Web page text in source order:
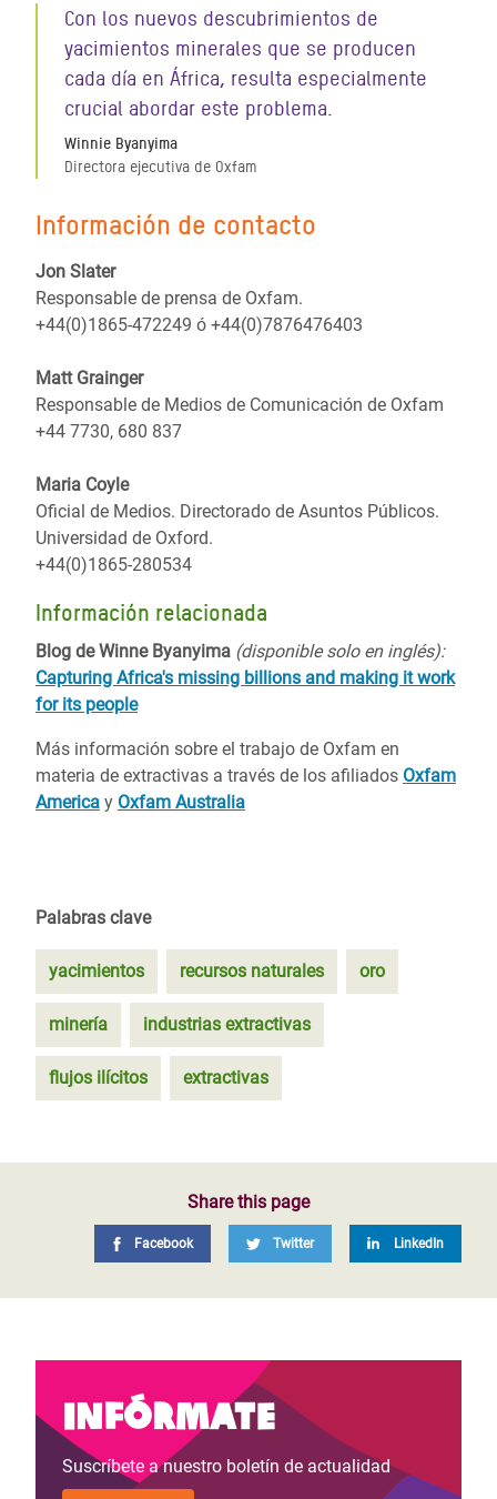
Con los nuevos descubrimientos de
yacimientos minerales que se producen
cada día en África, resulta especialmente
crucial abordar este problema.
Winnie Byanyima
Directora ejecutiva de Oxfam
Información de contacto
Jon Slater
Responsable de prensa de Oxfam.
+44(0)1865-472249 ó +44(0)7876476403
Matt Grainger
Responsable de Medios de Comunicación de Oxfam
+44 7730, 680 837
Maria Coyle
Oficial de Medios. Directorado de Asuntos Públicos.
Universidad de Oxford.
+44(0)1865-280534
Información relacionada
Blog de Winne Byanyima (disponible solo en inglés):
Capturing Africa's missing billions and making it work
for its people
Más información sobre el trabajo de Oxfam en
materia de extractivas a través de los afiliados Oxfam
America y Oxfam Australia
Palabras clave
yacimientos recursos naturales oro
minería industrias extractivas
flujos ilícitos extractivas
Share this page
Facebook Twitter LinkedIn
Infórmate
Suscríbete a nuestro boletín de actualidad